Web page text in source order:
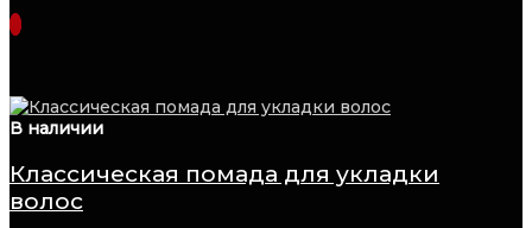
В наличии
Классическая помада для укладки
волос